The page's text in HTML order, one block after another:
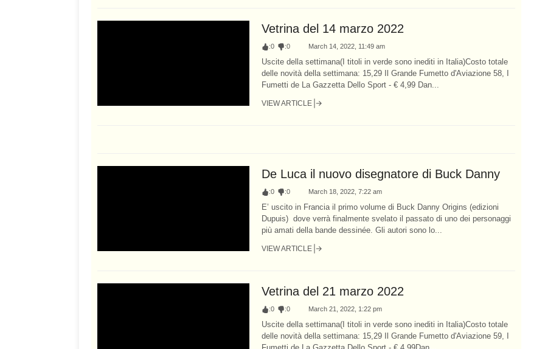
Vetrina del 14 marzo 2022
:0 :0 March 14, 2022, 11:49 am
Uscite della settimana(I titoli in verde sono inediti in Italia)Costo totale
delle novità della settimana: 15,29 Il Grande Fumetto d'Aviazione 58, I
Fumetti de La Gazzetta Dello Sport - € 4,99 Dan...
VIEW ARTICLE
De Luca il nuovo disegnatore di Buck Danny
:0 :0 March 18, 2022, 7:22 am
E’ uscito in Francia il primo volume di Buck Danny Origins (edizioni
Dupuis) dove verrà finalmente svelato il passato di uno dei personaggi
più amati della bande dessinée. Gli autori sono lo...
VIEW ARTICLE
Vetrina del 21 marzo 2022
:0 :0 March 21, 2022, 1:22 pm
Uscite della settimana(I titoli in verde sono inediti in Italia)Costo totale
delle novità della settimana: 15,29 Il Grande Fumetto d'Aviazione 59, I